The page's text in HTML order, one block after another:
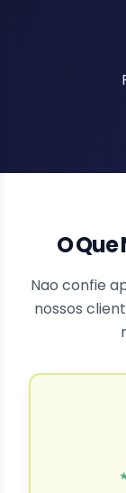
O
Nao confie
nossos